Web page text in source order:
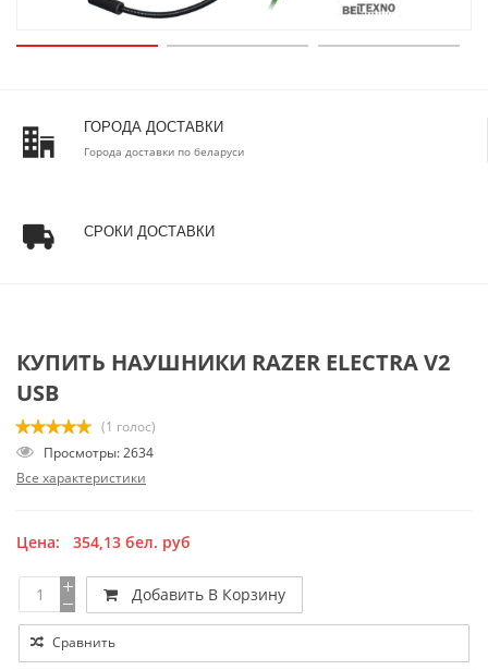
ГОРОДА ДОСТАВКИ
Города доставки по беларуси
СРОКИ ДОСТАВКИ
КУПИТЬ НАУШНИКИ RAZER ELECTRA V2
USB
(1 голос)
Просмотры: 2634
Все характеристики
Цена: 354,13 бел. руб
Добавить В Корзину
Сравнить